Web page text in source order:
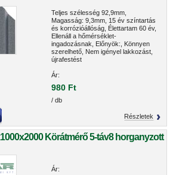
Teljes szélesség 92,9mm,
Magasság: 9,3mm, 15 év színtartás
és korrózióállóság, Élettartam 60 év,
Ellenáll a hőmérséklet-
ingadozásnak, Előnyök:, Könnyen
szerelhető, Nem igényel lakkozást,
újrafestést
Ár:
980 Ft
/ db
Részletek
Körátmérő 5-táv8 horganyzott
Ár: